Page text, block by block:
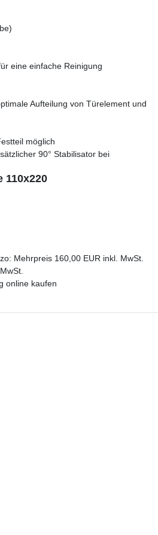
eine einfache Reinigung
Aufteilung von Türelement und
möglich
90° Stabilisator bei
110x220
Mehrpreis 160,00 EUR inkl. MwSt.
online kaufen